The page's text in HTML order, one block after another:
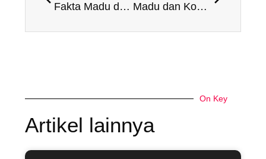
Fakta Madu dan Antioksidan: Pelindung Alami dari Penuaan Dini Madu dan Kopi: Kombinasi Tak Terduga yang Nikmat dan Sehat
On Key
Artikel lainnya